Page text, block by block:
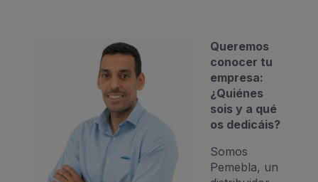
Queremos
conocer tu
empresa:
¿Quiénes
sois y a qué
os dedicáis?
Somos
Pemebla, un